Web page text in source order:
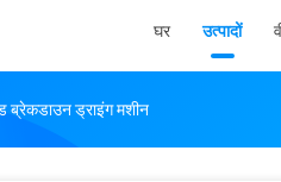
घर उत्पादों
ब्रेकडाउन ड्राइंग मशीन